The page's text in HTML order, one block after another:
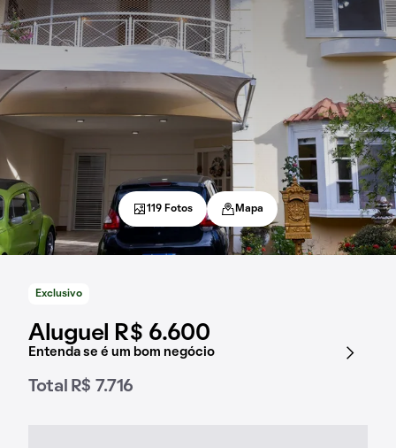
Exclusivo
Aluguel R$ 6.600
Entenda se é um bom negócio
Total R$ 7.716
119 Fotos Mapa